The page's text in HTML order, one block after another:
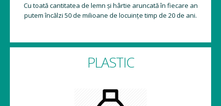
Cu toată cantitatea de lemn și hârtie aruncată în fiecare an
putem încălzi 50 de milioane de locuințe timp de 20 de ani.
PLASTIC